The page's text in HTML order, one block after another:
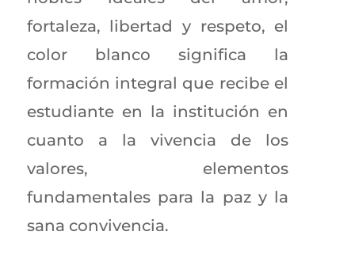
fortaleza, libertad y respeto, el
color blanco significa la
formación integral que recibe el
estudiante en la institución en
cuanto a la vivencia de los
valores, elementos
fundamentales para la paz y la
sana convivencia.